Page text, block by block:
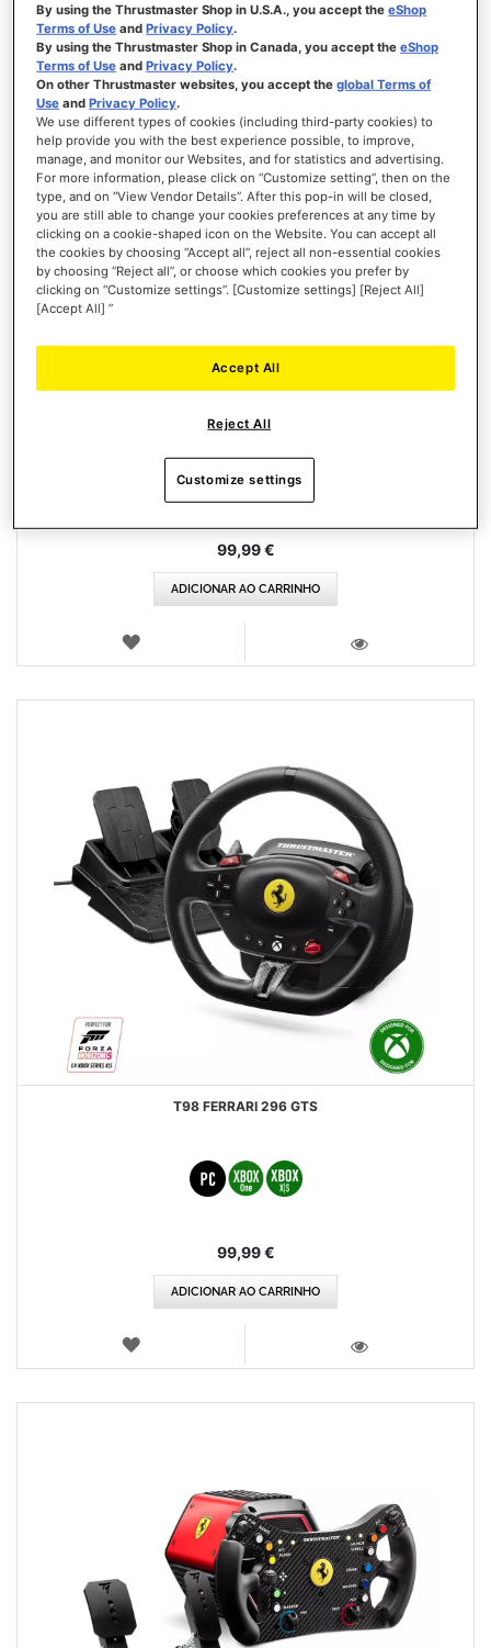
99,99 €
ADICIONAR AO CARRINHO
LISTA
T98 FERRARI 296 GTS
99,99 €
ADICIONAR AO CARRINHO
LISTA
By using the Thrustmaster Shop in U.S.A., you accept theeShop
Terms of Use andPrivacy Policy.
By using the Thrustmaster Shop in Canada, you accept theeShop
Terms of Use andPrivacy Policy.
On other Thrustmaster websites, you accept theglobal Terms of
Use andPrivacy Policy.
We use different types of cookies (including third-party cookies) to
help provide you with the best experience possible, to improve,
manage, and monitor our Websites, and for statistics and advertising.
For more information, please click on “Customize setting”, then on the
type, and on “View Vendor Details”. After this pop-in will be closed,
you are still able to change your cookies preferences at any time by
clicking on a cookie-shaped icon on the Website. You can accept all
the cookies by choosing “Accept all”, reject all non-essential cookies
by choosing “Reject all”, or choose which cookies you prefer by
clicking on “Customize settings”. [Customize settings] [Reject All]
[Accept All] ”
Reject All
Accept All
Customize settings